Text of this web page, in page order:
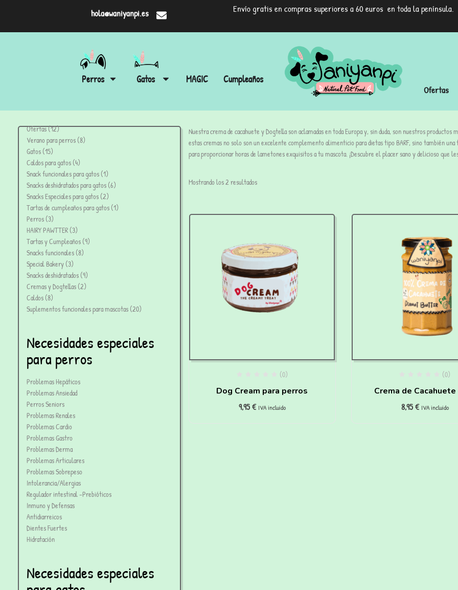
hola@waniyanpi.es Envío gratis en compras superiores a 60 euros en toda la península.
Perros Gatos MAGIC Cumpleaños
Ofertas
Ofertas 12
Verano para perros 8
Gatos 15
Caldos para gatos 4
Snack funcionales para gatos 1
Snacks deshidratados para gatos 6
Snacks Especiales para gatos 2
Tartas de cumpleaños para gatos 1
Perros 3
HAIRY PAWTTER 3
Tartas y Cumpleaños 9
Snacks funcionales 8
Special Bakery 3
Snacks deshidratados 9
Cremas y Dogtellas 2
Caldos 8
Suplementos funcionales para mascotas 20
Necesidades especiales
para perros
Problemas Hepáticos
Problemas Ansiedad
Perros Seniors
Problemas Renales
Problemas Cardio
Problemas Gastro
Problemas Derma
Problemas Articulares
Problemas Sobrepeso
Intolerancia/Alergias
Regulador intestinal -Prebióticos
Inmuno y Defensas
Antidiarreicos
Dientes Fuertes
Hidratación
Necesidades especiales
Nuestra crema de cacahuete y Dogtella son aclamadas en toda Europa y, sin duda, son nuestros
estas cremas no solo son un excelente complemento alimenticio para dietas tipo BARF, sino también
para proporcionar horas de lametones exquisitos a tu mascota. ¡Descubre el placer sano y delicioso que
Mostrando los 2 resultados
(0)
Dog Cream para perros
9,95€ IVA incluido
(0)
Crema de
perros
8,95€ IVA incluido